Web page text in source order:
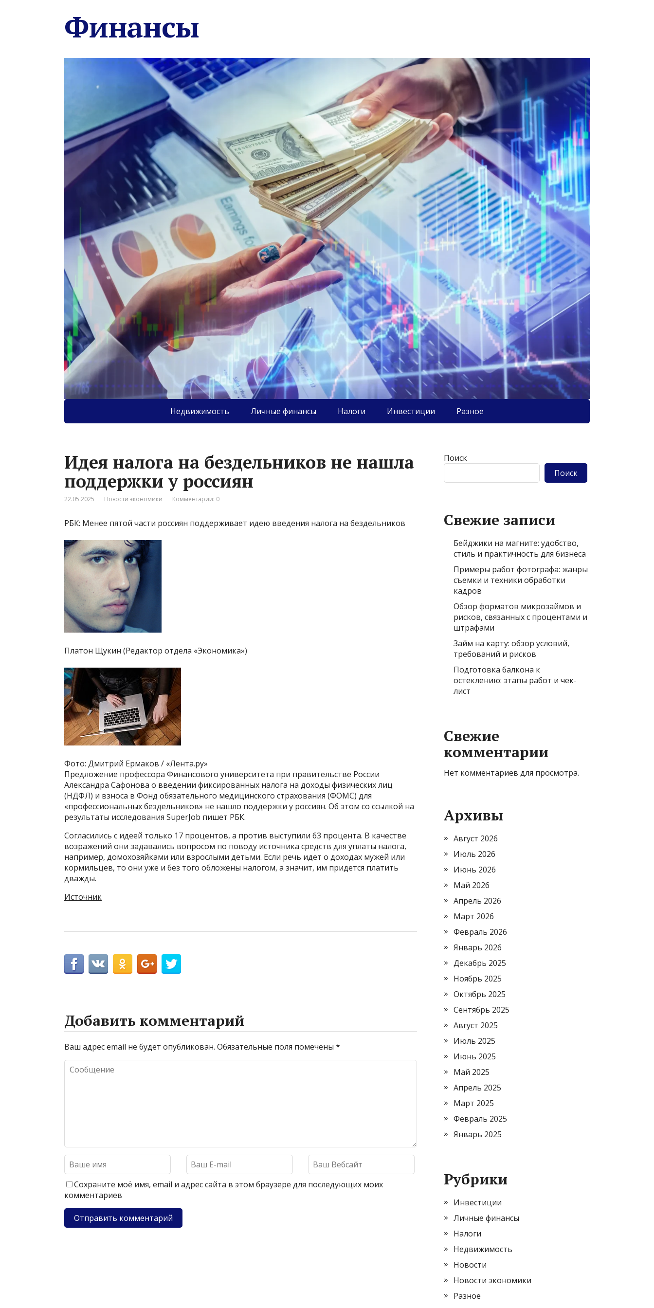
Финансы
Недвижимость Личные финансы Налоги Инвестиции Разное
Идея налога на бездельников не нашла
поддержки у россиян
22.05.2025 Новости экономики Комментарии: 0
РБК: Менее пятой части россиян поддерживает идею введения налога на бездельников
Платон Щукин (Редактор отдела «Экономика»)
Фото: Дмитрий Ермаков / «Лента.ру»
Предложение профессора Финансового университета при правительстве России
Александра Сафонова о введении фиксированных налога на доходы физических лиц
(НДФЛ) и взноса в Фонд обязательного медицинского страхования (ФОМС) для
«профессиональных бездельников» не нашло поддержки у россиян. Об этом со ссылкой на
результаты исследования SuperJob пишет РБК.
Согласились с идеей только 17 процентов, а против выступили 63 процента. В качестве
возражений они задавались вопросом по поводу источника средств для уплаты налога,
например, домохозяйками или взрослыми детьми. Если речь идет о доходах мужей или
кормильцев, то они уже и без того обложены налогом, а значит, им придется платить
дважды.
Источник
Добавить комментарий
Ваш адрес email не будет опубликован. Обязательные поля помечены *
Сохраните моё имя, email и адрес сайта в этом браузере для последующих моих
комментариев
Поиск
Поиск
Свежие записи
Бейджики на магните: удобство,
стиль и практичность для бизнеса
Примеры работ фотографа: жанры
съемки и техники обработки
кадров
Обзор форматов микрозаймов и
рисков, связанных с процентами и
штрафами
Займ на карту: обзор условий,
требований и рисков
Подготовка балкона к
остеклению: этапы работ и чек-
лист
Свежие
комментарии
Нет комментариев для просмотра.
Архивы
Август 2026
Июль 2026
Июнь 2026
Май 2026
Апрель 2026
Март 2026
Февраль 2026
Январь 2026
Декабрь 2025
Ноябрь 2025
Октябрь 2025
Сентябрь 2025
Август 2025
Июль 2025
Июнь 2025
Май 2025
Апрель 2025
Март 2025
Февраль 2025
Январь 2025
Рубрики
Инвестиции
Личные финансы
Налоги
Недвижимость
Новости
Новости экономики
Разное